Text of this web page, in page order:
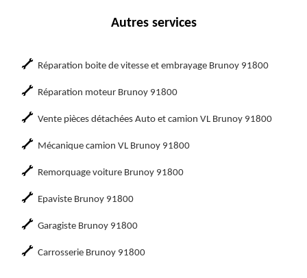
Autres services
Réparation boite de vitesse et embrayage Brunoy 91800
Réparation moteur Brunoy 91800
Vente pièces détachées Auto et camion VL Brunoy 91800
Mécanique camion VL Brunoy 91800
Remorquage voiture Brunoy 91800
Epaviste Brunoy 91800
Garagiste Brunoy 91800
Carrosserie Brunoy 91800